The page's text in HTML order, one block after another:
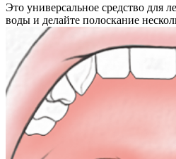
Это универсальное средство для
воды и делайте полоскание